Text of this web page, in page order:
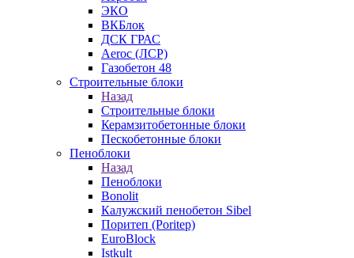
ЭКО
ВКБлок
ДСК ГРАС
Aeroc (ЛСР)
Газобетон 48
Строительные блоки
Назад
Строительные блоки
Керамзитобетонные блоки
Пескобетонные блоки
Пеноблоки
Назад
Пеноблоки
Bonolit
Калужский пенобетон Sibel
Поритеп (Poritep)
EuroBlock
Istkult